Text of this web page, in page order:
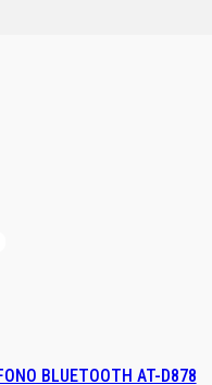
BLUETOOTH AT-D878